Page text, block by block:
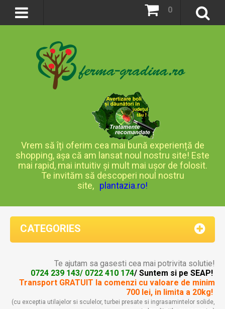
0
Vrem să îți oferim cea mai bună experiență de
shopping, așa că am lansat noul nostru site! Este
mai rapid, mai intuitiv și mult mai ușor de folosit.
Te invităm să descoperi noul nostru
site, plantazia.ro!
CATEGORIES
Te ajutam sa gasesti cea mai potrivita solutie!
0724 239 143/ 0722 410 174/ Suntem si pe SEAP!
Transport GRATUIT la comenzi cu valoare de minim
700 lei, in limita a 20kg!
(cu exceptia utilajelor si sculelor, turbei presate si ingrasamintelor solide,